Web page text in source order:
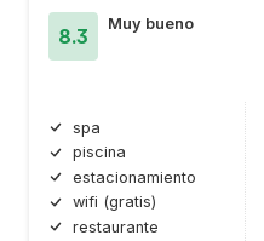
8.3
Muy bueno
spa
piscina
estacionamiento
wifi (gratis)
restaurante